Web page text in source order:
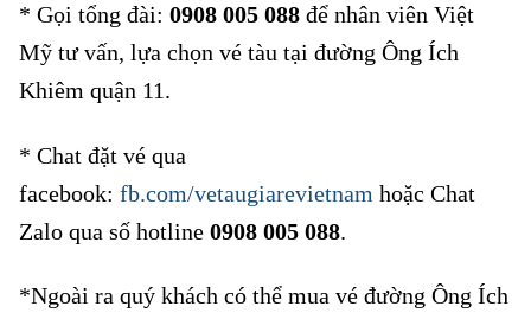
* Gọi tổng đài: 0908 005 088 để nhân viên Việt
Mỹ tư vấn, lựa chọn vé tàu tại đường Ông Ích
Khiêm quận 11.
* Chat đặt vé qua
facebook: fb.com/vetaugiarevietnam hoặc Chat
Zalo qua số hotline 0908 005 088.
*Ngoài ra quý khách có thể mua vé đường Ông Ích